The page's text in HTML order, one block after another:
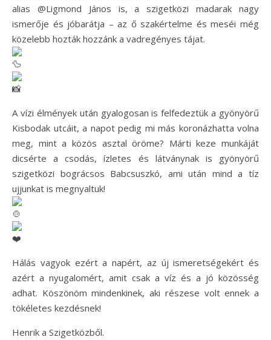
alias @Ligmond János is, a szigetközi madarak nagy
ismerője és jóbarátja – az ő szakértelme és meséi még
közelebb hozták hozzánk a vadregényes tájat.
A vízi élmények után gyalogosan is felfedeztük a gyönyörű
Kisbodak utcáit, a napot pedig mi más koronázhatta volna
meg, mint a közös asztal öröme? Márti keze munkáját
dicsérte a csodás, ízletes és látványnak is gyönyörű
szigetközi bográcsos Babcsuszkó, ami után mind a tíz
ujjunkat is megnyaltuk!
Hálás vagyok ezért a napért, az új ismeretségekért és
azért a nyugalomért, amit csak a víz és a jó közösség
adhat. Köszönöm mindenkinek, aki részese volt ennek a
tökéletes kezdésnek!
Henrik a Szigetközből.